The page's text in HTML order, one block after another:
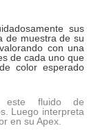
sus
de muestra de su
con una
de cada uno que
color esperado
este fluido de
Luego interpreta
en su Apex.